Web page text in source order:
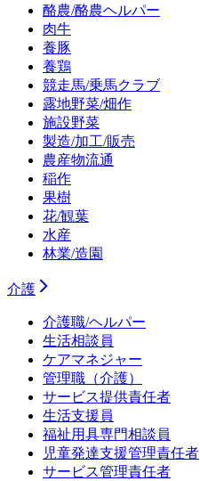
酪農/酪農ヘルパー
肉牛
養豚
養鶏
競走馬/乗馬クラブ
露地野菜/畑作
施設野菜
製造/加工/販売
農産物流通
稲作
果樹
花/観葉
水産
林業/造園
介護
介護職/ヘルパー
生活相談員
ケアマネジャー
管理職（介護）
サービス提供責任者
生活支援員
福祉用具専門相談員
児童発達支援管理責任者
サービス管理責任者